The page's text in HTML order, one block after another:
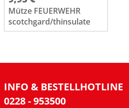
Mütze FEUERWEHR
scotchgard/thinsulate
INFO & BESTELLHOTLINE
0228 - 953500